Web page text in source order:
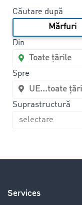
Căutare după
Mărfuri
Din
Spre
Suprastructură
Services